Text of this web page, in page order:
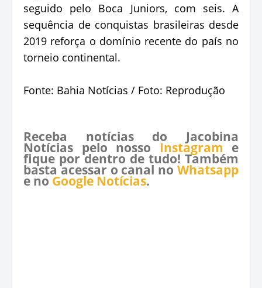
seguido pelo Boca Juniors, com seis. A
sequência de conquistas brasileiras desde
2019 reforça o domínio recente do país no
torneio continental.
Fonte: Bahia Notícias / Foto: Reprodução
Receba notícias do Jacobina
Notícias pelo nosso Instagram e
fique por dentro de tudo! Também
basta acessar o canal no Whatsapp
e no Google Notícias.